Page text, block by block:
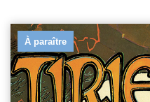
À paraître